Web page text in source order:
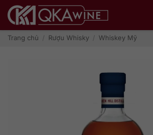
qua
dungTrang chủ / Rượu Whisky / Whiskey Mỹ